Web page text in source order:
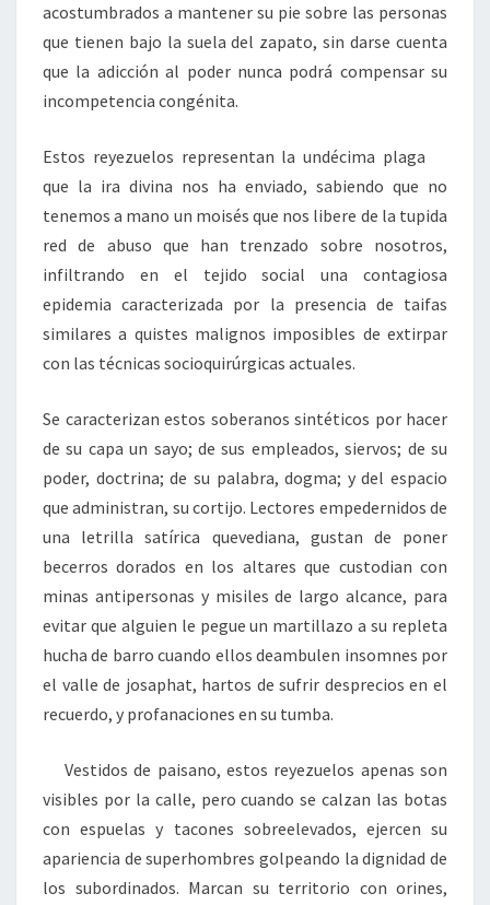
acostumbrados a mantener su pie sobre las personas
que tienen bajo la suela del zapato, sin darse cuenta
que la adicción al poder nunca podrá compensar su
incompetencia congénita.
Estos reyezuelos representan la undécima plaga
que la ira divina nos ha enviado, sabiendo que no
tenemos a mano un moisés que nos libere de la tupida
red de abuso que han trenzado sobre nosotros,
infiltrando en el tejido social una contagiosa
epidemia caracterizada por la presencia de taifas
similares a quistes malignos imposibles de extirpar
con las técnicas socioquirúrgicas actuales.
Se caracterizan estos soberanos sintéticos por hacer
de su capa un sayo; de sus empleados, siervos; de su
poder, doctrina; de su palabra, dogma; y del espacio
que administran, su cortijo. Lectores empedernidos de
una letrilla satírica quevediana, gustan de poner
becerros dorados en los altares que custodian con
minas antipersonas y misiles de largo alcance, para
evitar que alguien le pegue un martillazo a su repleta
hucha de barro cuando ellos deambulen insomnes por
el valle de josaphat, hartos de sufrir desprecios en el
recuerdo, y profanaciones en su tumba.
Vestidos de paisano, estos reyezuelos apenas son
visibles por la calle, pero cuando se calzan las botas
con espuelas y tacones sobreelevados, ejercen su
apariencia de superhombres golpeando la dignidad de
los subordinados. Marcan su territorio con orines,